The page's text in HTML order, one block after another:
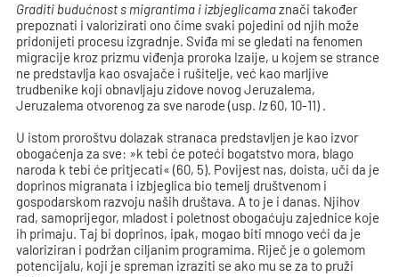
Graditi budućnost s migrantima i izbjeglicamaznači također
prepoznati i valorizirati ono čime svaki pojedini od njih može
pridonijeti procesu izgradnje. Sviđa mi se gledati na fenomen
migracije kroz prizmu viđenja proroka Izaije, u kojem se strance
ne predstavlja kao osvajače i rušitelje, već kao marljive
trudbenike koji obnavljaju zidove novog Jeruzalema,
Jeruzalema otvorenog za sve narode (usp. Iz60, 10-11) .
U istom proroštvu dolazak stranaca predstavljen je kao izvor
obogaćenja za sve: »k tebi će poteći bogatstvo mora, blago
naroda k tebi će pritjecati« (60, 5). Povijest nas, doista, uči da je
doprinos migranata i izbjeglica bio temelj društvenom i
gospodarskom razvoju naših društava. A to je i danas. Njihov
rad, samoprijegor, mladost i poletnost obogaćuju zajednice koje
ih primaju. Taj bi doprinos, ipak, mogao biti mnogo veći da je
valoriziran i podržan ciljanim programima. Riječ je o golemom
potencijalu, koji je spreman izraziti se ako mu se za to pruži